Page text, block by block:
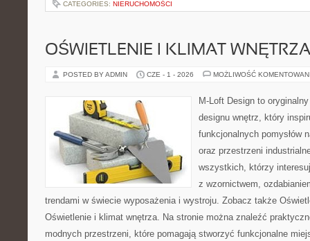
CATEGORIES: NIERUCHOMOŚCI
OŚWIETLENIE I KLIMAT WNĘTRZA
POSTED BY ADMIN CZE - 1 - 2026 MOŻLIWOŚĆ
M-Loft Design to
designu wnętrz, który
funkcjonalnych pomysłów
oraz przestrzeni
wszystkich, którzy
z wzornictwem,
trendami w świecie wyposażenia i wystroju. Zobacz także
Oświetlenie i klimat wnętrza. Na stronie można znaleźć
modnych przestrzeni, które pomagają stworzyć funkcjonalne